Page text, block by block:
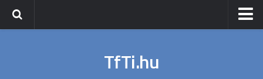
TfTi.hu